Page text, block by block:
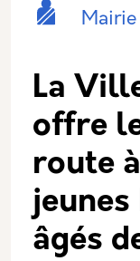
IconeNom
Mairie
La
offre
route
âgés